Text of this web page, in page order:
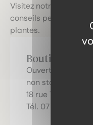
Visitez notre boutique
conseils
plantes.
Boutique de
Ouverture du
non stop !
18 rue Tran, 64000
Tél. 07 80 91 68 10